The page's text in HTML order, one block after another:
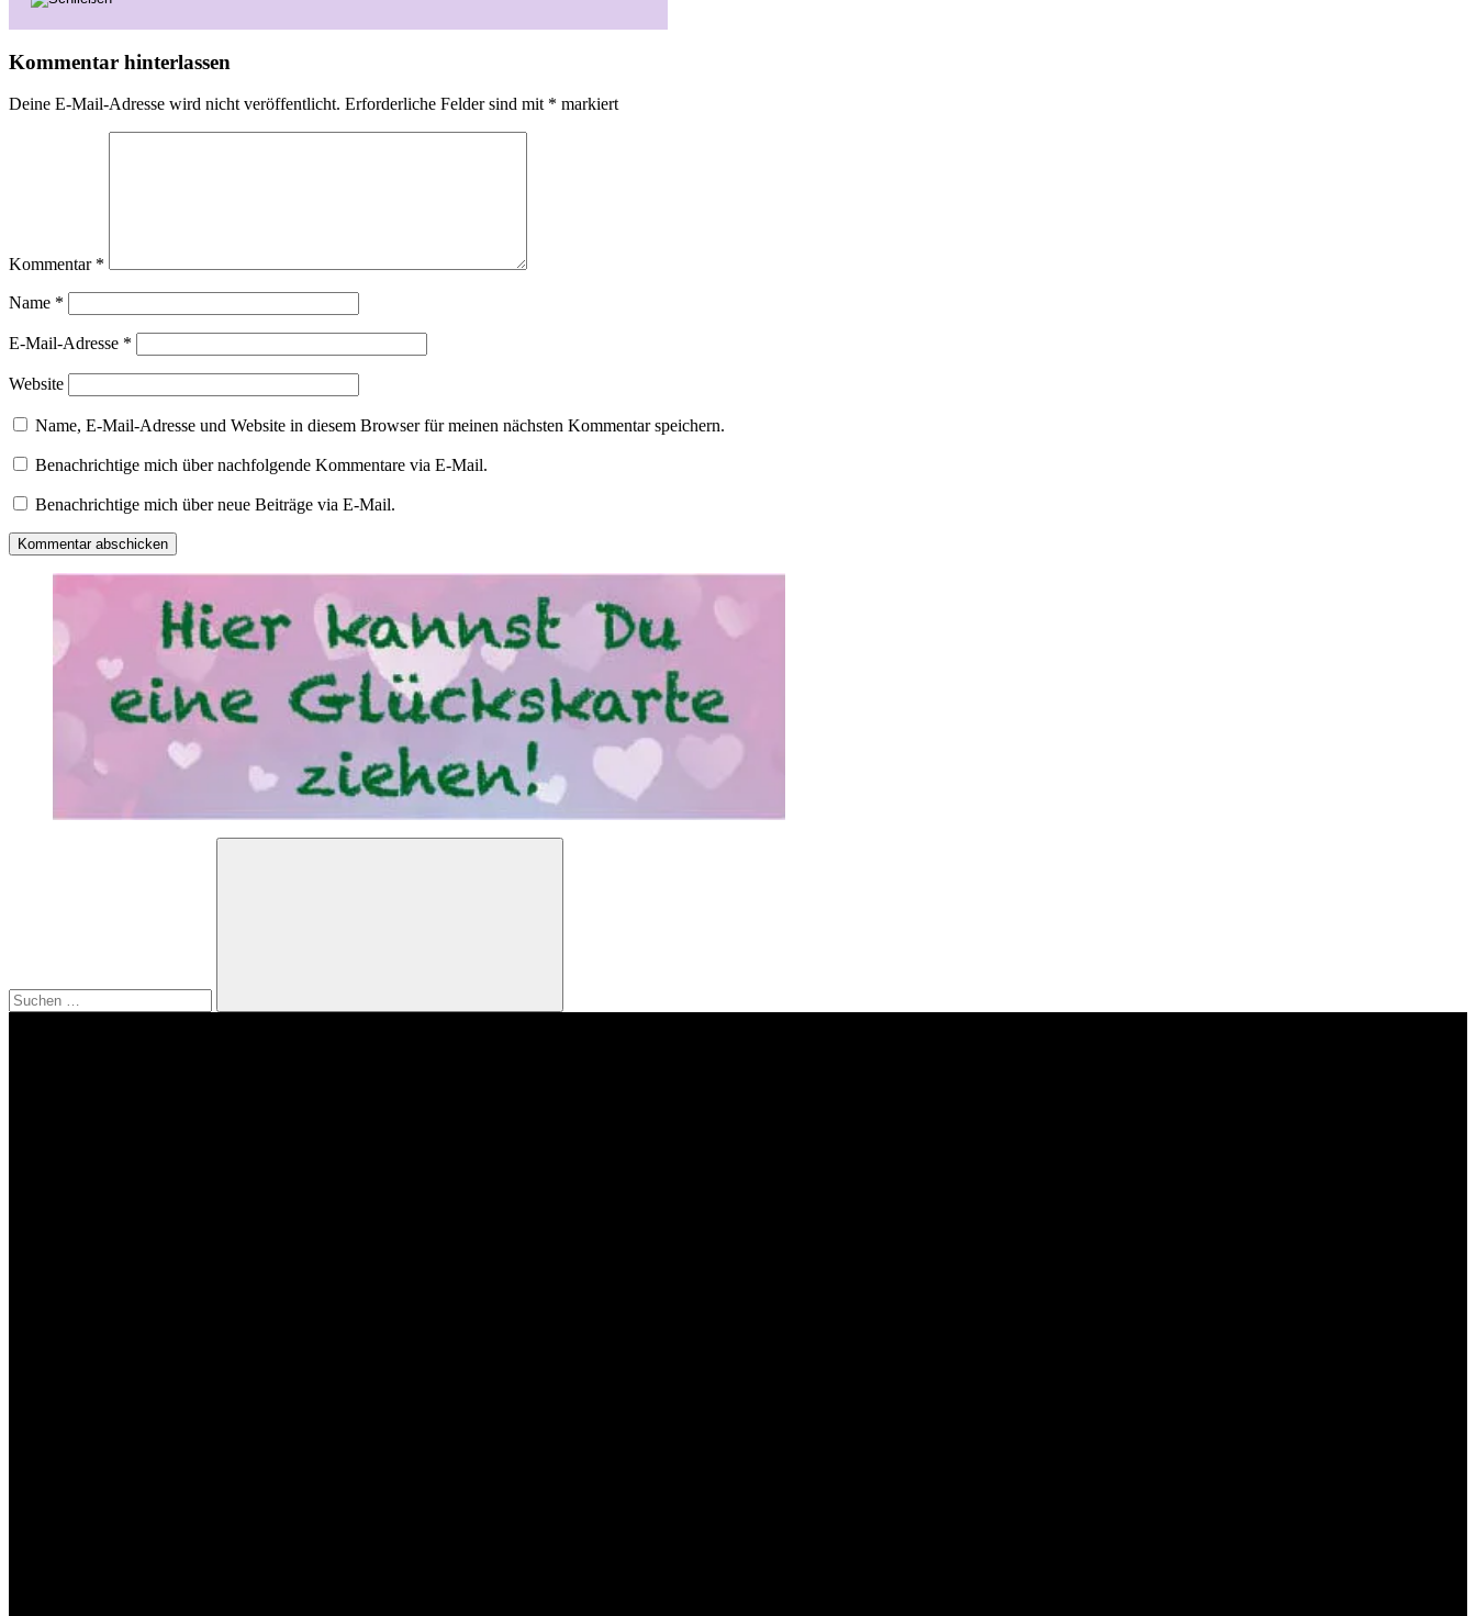
Kommentar hinterlassen
Deine E-Mail-Adresse wird nicht veröffentlicht. Erforderliche Felder sind mit * markiert
Kommentar *
Name *
E-Mail-Adresse *
Website
Name, E-Mail-Adresse und Website in diesem Browser für meinen nächsten Kommentar speichern.
Benachrichtige mich über nachfolgende Kommentare via E-Mail.
Benachrichtige mich über neue Beiträge via E-Mail.
Suchen